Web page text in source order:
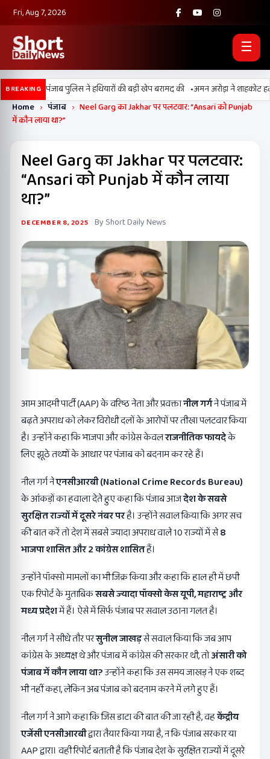
Fri, Aug 7, 2026
☰
BREAKING
BSF और पंजाब पुलिस ने हथियारों की बड़ी खेप बरामद की •अमन अरोड़ा ने शाहकोट हलके
Home › पंजाब › Neel Garg का Jakhar पर पलटवार: “Ansari को Punjab
में कौन लाया था?”
Neel Garg का Jakhar पर पलटवार:
“Ansari को Punjab में कौन लाया
था?”
DECEMBER 8, 2025 By Short Daily News
आम आदमी पार्टी (AAP) के वरिष्ठ नेता और प्रवक्तानील गर्गने पंजाब में
बढ़ते अपराध को लेकर विरोधी दलों के आरोपों पर तीखा पलटवार किया
है। उन्होंने कहा कि भाजपा और कांग्रेस केवलराजनीतिक फायदेके
लिए झूठे तथ्यों के आधार पर पंजाब को बदनाम कर रहे हैं।
नील गर्ग नेएनसीआरबी (National Crime Records Bureau)
के आंकड़ों का हवाला देते हुए कहा कि पंजाब आजदेश के सबसे
सुरक्षित राज्यों में दूसरे नंबर परहै। उन्होंने सवाल किया कि अगर सच
की बात करें तो देश में सबसे ज्यादा अपराध वाले 10 राज्यों में से8
भाजपा शासित और 2कांग्रेस शासितहैं।
उन्होंने पॉक्सो मामलों का भी जिक्र किया और कहा कि हाल ही में छपी
एक रिपोर्ट के मुताबिकसबसे ज्यादा पॉक्सो केस यूपी,महाराष्ट्र और
मध्य प्रदेशमें हैं। ऐसे में सिर्फ पंजाब पर सवाल उठाना गलत है।
नील गर्ग ने सीधे तौर परसुनील जाखड़से सवाल किया कि जब आप
कांग्रेस के अध्यक्ष थे और पंजाब में कांग्रेस की सरकार थी, तोअंसारी को
पंजाब में कौन लाया था?उन्होंने कहा कि उस समय जाखड़ ने एक शब्द
भी नहीं कहा, लेकिन अब पंजाब को बदनाम करने में लगे हुए हैं।
नील गर्ग ने आगे कहा कि जिस डाटा की बात की जा रही है, वहकेंद्रीय
एजेंसी एनसीआरबीद्वारा तैयार किया गया है, न कि पंजाब सरकार या
AAP द्वारा। वही रिपोर्ट बताती है कि पंजाब देश के सुरक्षित राज्यों में दूसरे